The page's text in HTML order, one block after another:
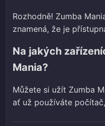
Rozhodně! Zumba
znamená, že je
Na jakých
Mania?
Můžete si užít Zumba
ať už používáte